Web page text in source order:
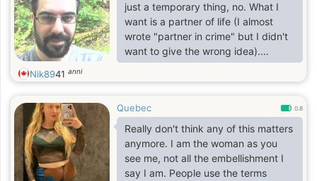
just a temporary thing, no. What I
want is a partner of life (I almost
wrote "partner in crime" but I didn't
want to give the wrong idea).
Someone I can do projects with,
laugh, walk hand in hand in the
dishes. I enjoy keeping things
simple. Simplicity isn't about limiting
ourselves but rather in limiting the
mental heaviness that we add to
ourselves.
Nik8941 anni
Quebec 0.8
Really don't think any of this matters
anymore. I am the woman as you
see me, not all the embellishment I
say I am. People use the terms